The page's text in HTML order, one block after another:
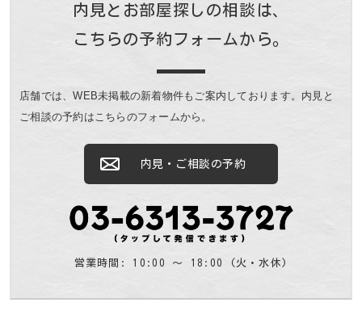
内見とお部屋探しの相談は、
こちらの予約フォームから。
店舗では、WEB未掲載の新着物件もご案内しております。 内見と
ご相談の予約はこちらのフォームから。
内見・ご相談の予約
営業時間: 10:00 〜 18:00 (火・水休)